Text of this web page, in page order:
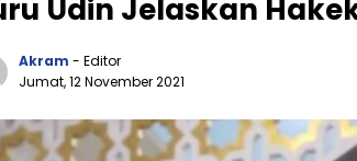
Udin Jelaskan
Akram - Editor
Jumat, 12 November 2021